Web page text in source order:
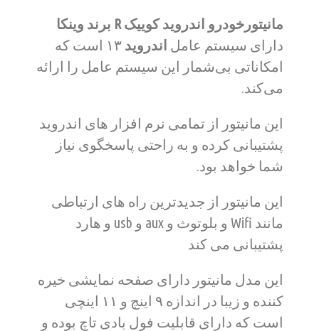
مانیتورخودرو اندروید کوییک R برند وینکا
دارای سیستم عامل اندروید
است که
امکاناتی بی‌شمار این سیستم عامل را ارائه
می‌کند.
این مانیتور از تمامی نرم افزار های اندروید
پشتیبانی کرده و به راحتی پاسخگوی نیاز
شما خواهد بود.
این مانیتور از جدیدترین راه های ارتباطی
مانند Wifi و بلوتوث و aux و usb و هارد
پشتیبانی می کند
این مدل مانیتور دارای صفحه نمایشی خیره
کننده و زیبا در اندازه ۹ اینچ و ۱۱ اینچی
است که دارای قابلیت فول بادی تاچ بوده و